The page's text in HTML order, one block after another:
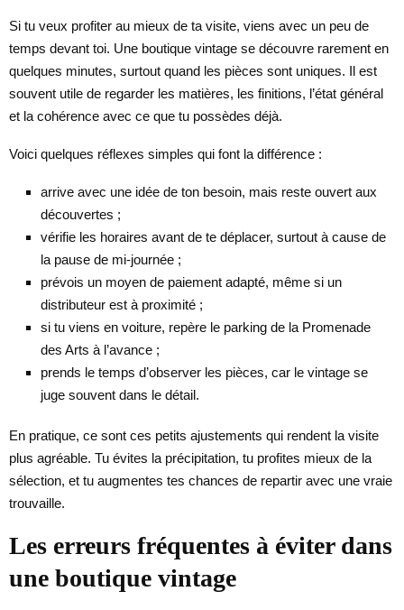
Si tu veux profiter au mieux de ta visite, viens avec un peu de
temps devant toi. Une boutique vintage se découvre rarement en
quelques minutes, surtout quand les pièces sont uniques. Il est
souvent utile de regarder les matières, les finitions, l’état général
et la cohérence avec ce que tu possèdes déjà.
Voici quelques réflexes simples qui font la différence :
arrive avec une idée de ton besoin, mais reste ouvert aux
découvertes ;
vérifie les horaires avant de te déplacer, surtout à cause de
la pause de mi-journée ;
prévois un moyen de paiement adapté, même si un
distributeur est à proximité ;
si tu viens en voiture, repère le parking de la Promenade
des Arts à l’avance ;
prends le temps d’observer les pièces, car le vintage se
juge souvent dans le détail.
En pratique, ce sont ces petits ajustements qui rendent la visite
plus agréable. Tu évites la précipitation, tu profites mieux de la
sélection, et tu augmentes tes chances de repartir avec une vraie
trouvaille.
Les erreurs fréquentes à éviter dans
une boutique vintage